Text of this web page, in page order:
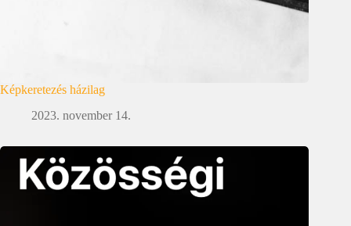
Képkeretezés házilag
2023. november 14.